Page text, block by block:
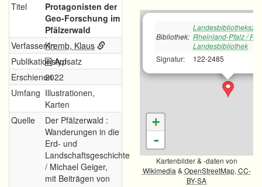
Titel
Protagonisten der
Geo-Forschung im
Pfälzerwald
Verfasser/inKremb, Klaus
PublikationstypAufsatz
Erschienen2022
Umfang Illustrationen,
Karten
Quelle
Der Pfälzerwald :
Wanderungen in die
Erd- und
Landschaftsgeschichte
/ Michael Geiger,
mit Beiträgen von
Bibliothek: Rheinland-Pfalz /
Landesbibliothek
Signatur:
122-2485
+
-
Kartenbilder & -daten von
Wikimedia & OpenStreetMap, CC-
BY-SA